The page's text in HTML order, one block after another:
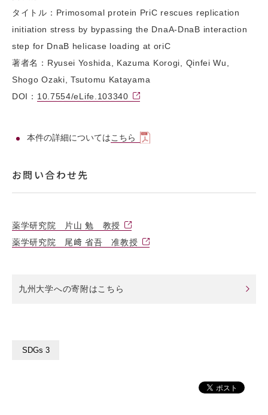
タイトル：Primosomal protein PriC rescues replication
initiation stress by bypassing the DnaA-DnaB interaction
step for DnaB helicase loading at oriC
著者名：Ryusei Yoshida, Kazuma Korogi, Qinfei Wu,
Shogo Ozaki, Tsutomu Katayama
DOI： 10.7554/eLife.103340
本件の詳細についてはこちら
お問い合わせ先
薬学研究院 片山 勉 教授
薬学研究院 尾﨑 省吾 准教授
九州大学への寄附はこちら
SDGs 3